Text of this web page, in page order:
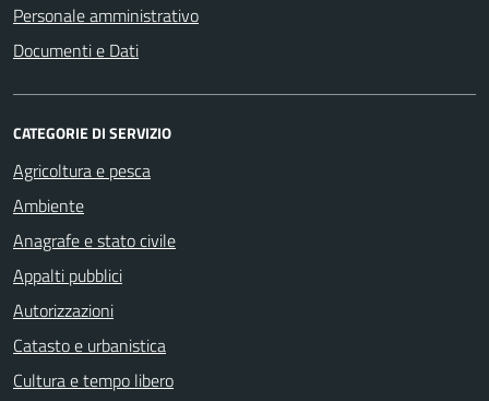
Personale amministrativo
Documenti e Dati
CATEGORIE DI SERVIZIO
Agricoltura e pesca
Ambiente
Anagrafe e stato civile
Appalti pubblici
Autorizzazioni
Catasto e urbanistica
Cultura e tempo libero